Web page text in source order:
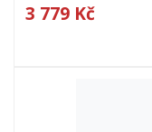
3 779 Kč